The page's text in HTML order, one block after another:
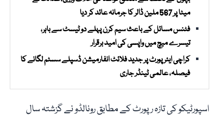
میٹا پر 567 ملین ڈالر کا جرمانہ عائد کر دیا
فٹنس مسائل کے باعث سیم کرن پہلے دو ٹیسٹ سے باہر،
تیسرے میچ میں واپسی کی امید برقرار
کراچی ایئرپورٹ پر جدید فلائٹ انفارمیشن ڈسپلے سسٹم لگانے کا
فیصلہ، عالمی ٹینڈر جاری
اسپورٹیکو کی تازہ رپورٹ کے مطابق رونالڈو نے گزشتہ سال